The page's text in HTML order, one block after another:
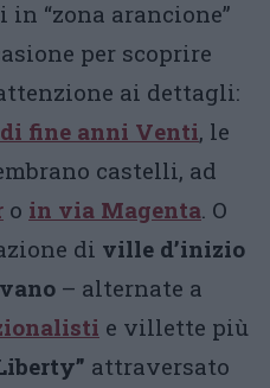
“zona arancione”
per scoprire
ai dettagli:
fine anni Venti, le
castelli, ad
o in via Magenta. O
di ville d’inizio
– alternate a
e villette più
attraversato